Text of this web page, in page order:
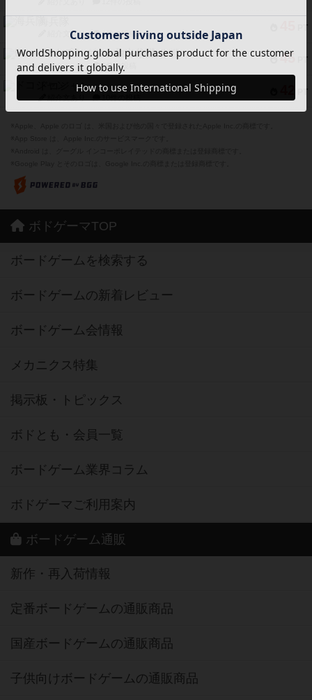
PT
紹介文あり 1件の投稿
45 PT
Bitter End ブタペスト救出作戦
紹介文なし 1件の投稿
PT
ドコジャン
ボドゲーマTOP
ボードゲームを検索する
ボードゲームの新着レビュー
ボードゲーム会情報
メカニクス特集
掲示板・トピックス
ボドとも・会員一覧
ボードゲーム業界コラム
ボドゲーマご利用案内
ボードゲーム通販
新作・再入荷情報
定番ボードゲームの通販商品
国産ボードゲームの通販商品
子供向けボードゲームの通販商品